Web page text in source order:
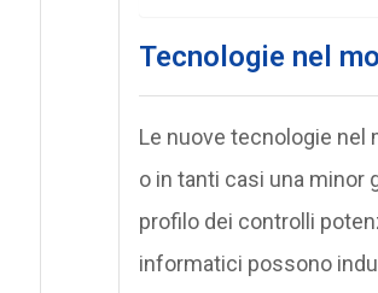
Tecnologie nel
Le nuove tecnologie nel
o in tanti casi una minor
profilo dei controlli
informatici possono